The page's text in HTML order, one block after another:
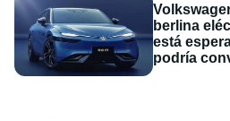
berlina
está
podría